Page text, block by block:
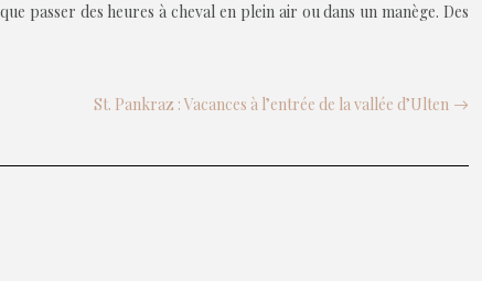
passer des heures à cheval en plein air ou dans un manège. Des
St. Pankraz : Vacances à l’entrée de la vallée d’Ulten